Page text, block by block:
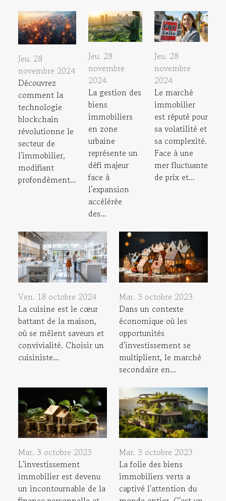
Jeu. 28
novembre 2024
Découvrez
comment la
technologie
blockchain
révolutionne le
secteur de
l'immobilier,
modifiant
profondément...
Jeu. 28
novembre
2024
La gestion des
biens
immobiliers
en zone
urbaine
représente un
défi majeur
face à
l'expansion
accélérée
des...
Jeu. 28
novembre
2024
Le marché
immobilier
est réputé pour
sa volatilité et
sa complexité.
Face à une
mer fluctuante
de prix et...
Ven. 18 octobre 2024
La cuisine est le cœur
battant de la maison,
où se mêlent saveurs et
convivialité. Choisir un
cuisiniste...
Mar. 3 octobre 2023
Dans un contexte
économique où les
opportunités
d'investissement se
multiplient, le marché
secondaire en...
Mar. 3 octobre 2023
L'investissement
immobilier est devenu
un incontournable de la
Mar. 3 octobre 2023
La folie des biens
immobiliers verts a
captivé l'attention du